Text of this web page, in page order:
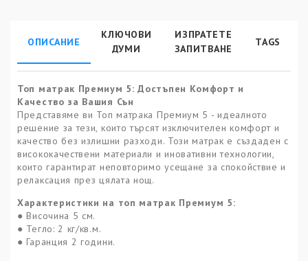
ОПИСАНИЕ
КЛЮЧОВИ
ДУМИ
ИЗПРАТЕТЕ
ЗАПИТВАНЕ
TAGS
Топ матрак Премиум 5: Достъпен Комфорт и
Качество за Вашия Сън
Представяме ви Топ матрака Премиум 5 - идеалното
решение за тези, които търсят изключителен комфорт и
качество без излишни разходи. Този матрак е създаден с
висококачествени материали и иновативни технологии,
които гарантират неповторимо усещане за спокойствие и
релаксация през цялата нощ.
Характеристики на топ матрак Премиум 5:
● Височина 5 см.
● Тегло: 2 кг/кв.м.
● Гаранция 2 години.